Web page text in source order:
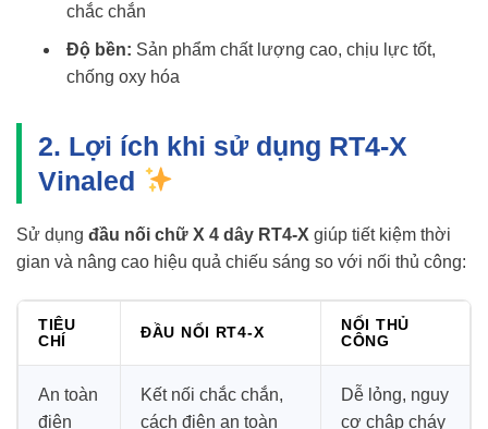
chắc chắn
Độ bền: Sản phẩm chất lượng cao, chịu lực tốt,
chống oxy hóa
2. Lợi ích khi sử dụng RT4-X
Vinaled
Sử dụng đầu nối chữ X 4 dây RT4-X giúp tiết kiệm thời
gian và nâng cao hiệu quả chiếu sáng so với nối thủ công:
TIÊU
CHÍ
ĐẦU NỐI RT4-X
NỐI THỦ
CÔNG
An toàn
điện
Kết nối chắc chắn,
cách điện an toàn
Dễ lỏng, nguy
cơ chập cháy